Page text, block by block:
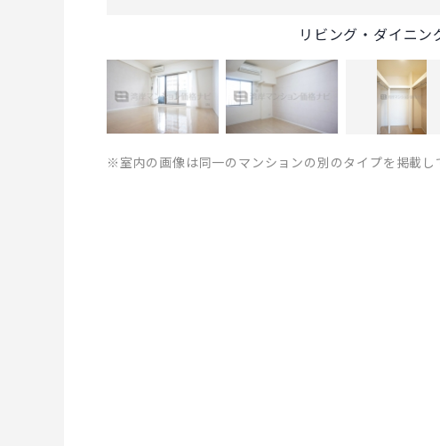
リビング・ダイニン
※室内の画像は同一のマンションの別のタイプを掲載し